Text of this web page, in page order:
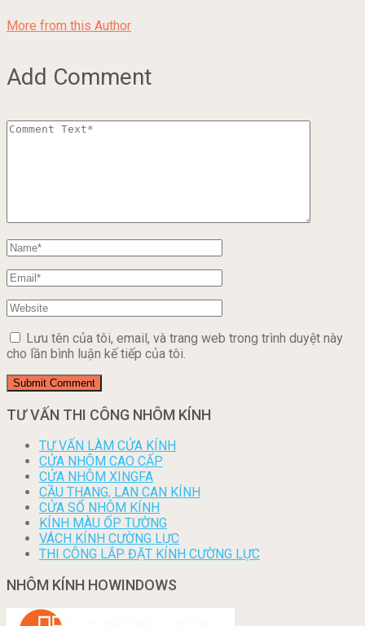
More from this Author
Add Comment
Lưu tên của tôi, email, và trang web trong trình duyệt này
cho lần bình luận kế tiếp của tôi.
TƯ VẤN THI CÔNG NHÔM KÍNH
TƯ VẤN LÀM CỬA KÍNH
CỬA NHÔM CAO CẤP
CỬA NHÔM XINGFA
CẦU THANG, LAN CAN KÍNH
CỬA SỔ NHÔM KÍNH
KÍNH MÀU ỐP TƯỜNG
VÁCH KÍNH CƯỜNG LỰC
THI CÔNG LẮP ĐẶT KÍNH CƯỜNG LỰC
NHÔM KÍNH HOWINDOWS